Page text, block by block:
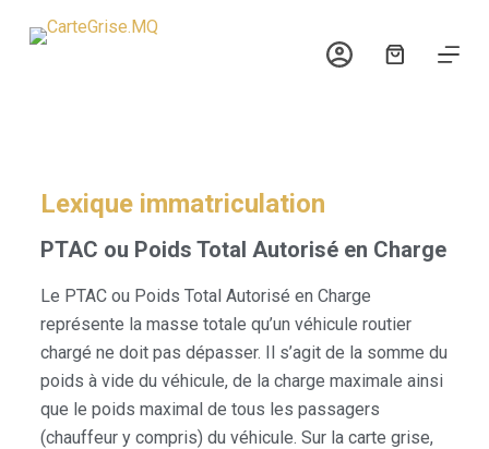
P
Lexique immatriculation
PTAC ou Poids Total Autorisé en Charge
Le PTAC ou Poids Total Autorisé en Charge
représente la masse totale qu’un véhicule routier
chargé ne doit pas dépasser. Il s’agit de la somme du
poids à vide du véhicule, de la charge maximale ainsi
que le poids maximal de tous les passagers
(chauffeur y compris) du véhicule. Sur la carte grise,